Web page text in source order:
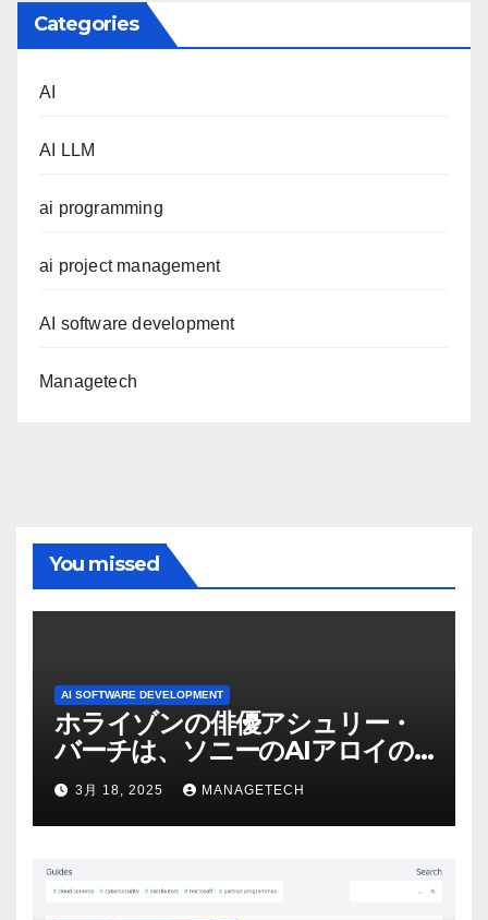
Categories
AI
AI LLM
ai programming
ai project management
AI software development
Managetech
You missed
AI SOFTWARE DEVELOPMENT
ホライゾンの俳優アシュリー・
バーチは、ソニーのAIアロイの
ビデオを見て「ゲームパフォー
マンスという芸術形式に不安を
感じた」と語る – IGN
3月 18, 2025 MANAGETECH